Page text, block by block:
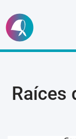
Ir
al
Raíces